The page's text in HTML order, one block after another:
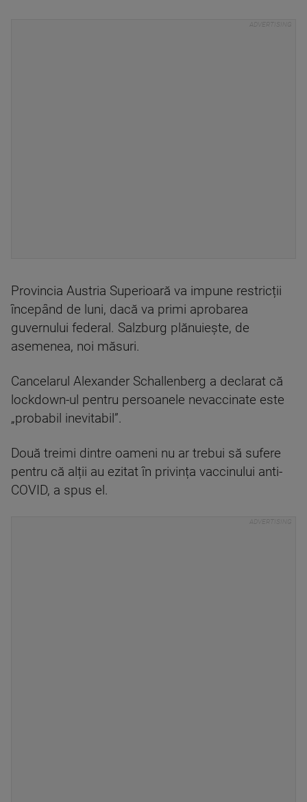
Provincia Austria Superioară va impune restricții
începând de luni, dacă va primi aprobarea
guvernului federal. Salzburg plănuiește, de
asemenea, noi măsuri.
Cancelarul Alexander Schallenberg a declarat că
lockdown-ul pentru persoanele nevaccinate este
„probabil inevitabil”.
Două treimi dintre oameni nu ar trebui să sufere
pentru că alții au ezitat în privința vaccinului anti-
COVID, a spus el.